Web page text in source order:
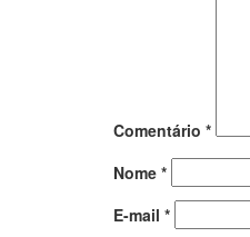
Comentário *
Nome *
E-mail *